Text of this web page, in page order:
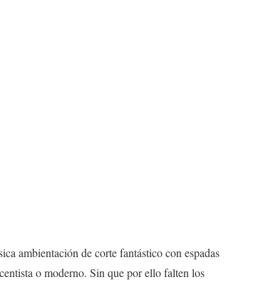
ambientación de corte fantástico con espadas
o moderno. Sin que por ello falten los